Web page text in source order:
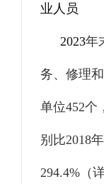
业人员
2023年
务、修理
单位452个
别比2018
294.4% （